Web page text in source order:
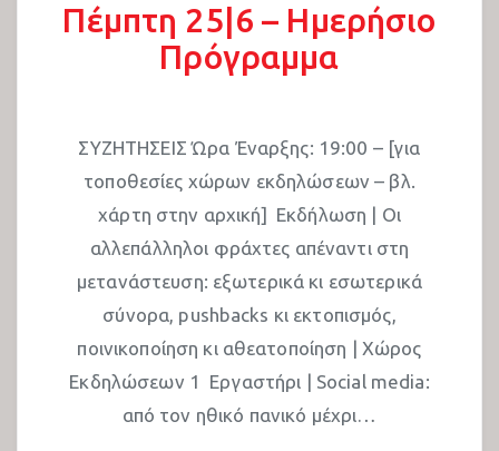
Πέμπτη 25|6 – Ημερήσιο
Πρόγραμμα
ΣΥΖΗΤΗΣΕΙΣ Ώρα Έναρξης: 19:00 – [για
τοποθεσίες χώρων εκδηλώσεων – βλ.
χάρτη στην αρχική] Εκδήλωση | Οι
αλλεπάλληλοι φράχτες απέναντι στη
μετανάστευση: εξωτερικά κι εσωτερικά
σύνορα, pushbacks κι εκτοπισμός,
ποινικοποίηση κι αθεατοποίηση | Χώρος
Εκδηλώσεων 1 Εργαστήρι | Social media:
από τον ηθικό πανικό μέχρι…